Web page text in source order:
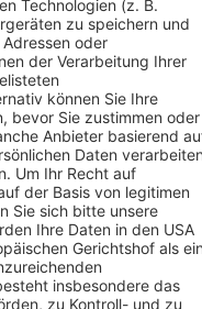
Verkaufsstellen vor